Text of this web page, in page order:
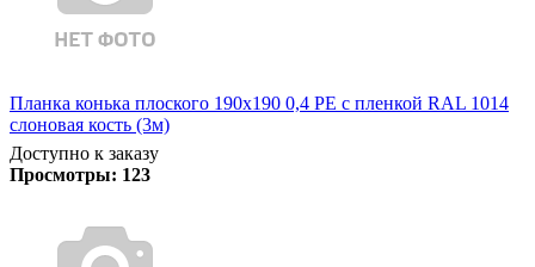
Планка конька плоского 190х190 0,4 PE с пленкой RAL 1014
слоновая кость (3м)
Доступно к заказу
Просмотры: 123